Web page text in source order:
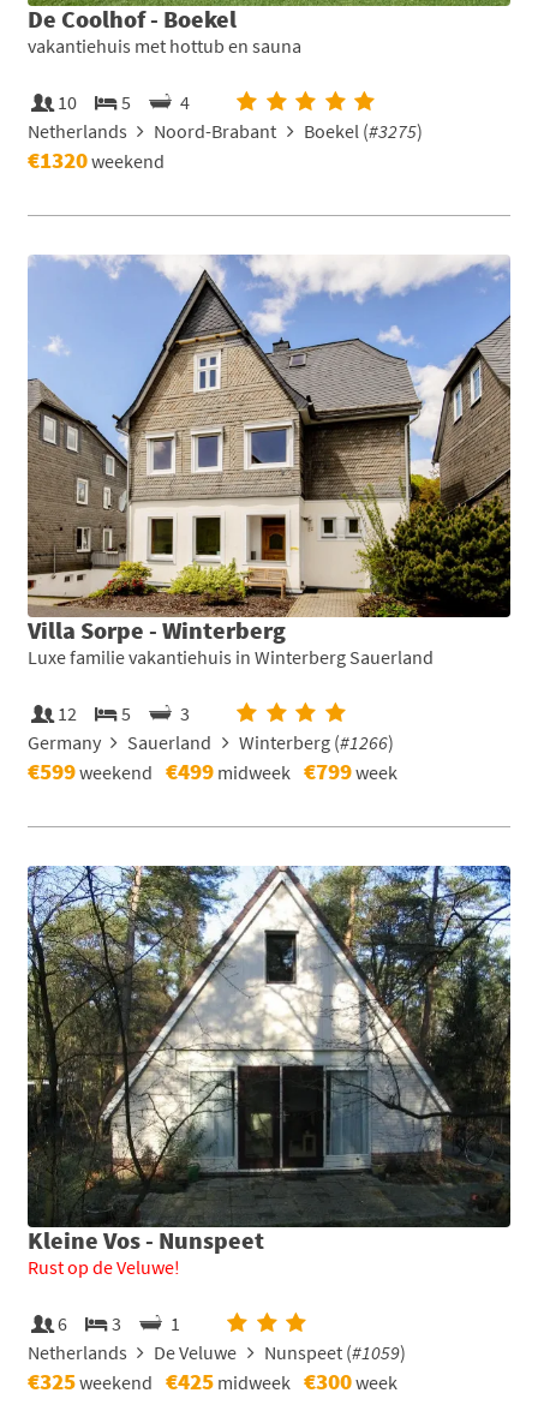
De Coolhof - Boekel
vakantiehuis met hottub en sauna
10 5
4
Netherlands
Noord-Brabant Boekel (#3275)
€1320weekend
Villa Sorpe - Winterberg
Luxe familie vakantiehuis in Winterberg Sauerland
12 5
3
Germany
Sauerland Winterberg (#1266)
€599weekend €499 midweek €799week
Kleine Vos - Nunspeet
Rust op de Veluwe!
6 3
1
Netherlands
De Veluwe Nunspeet (#1059)
€325weekend €425 midweek €300week